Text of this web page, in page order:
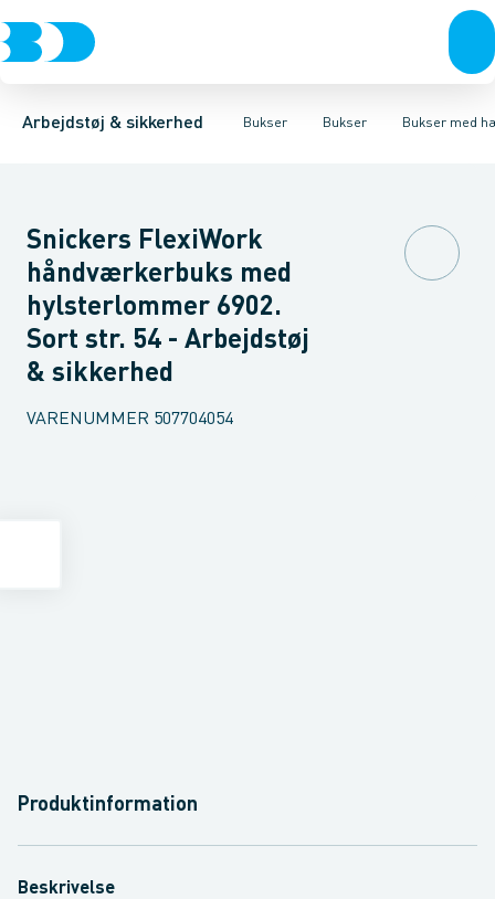
Arbejdstøj & sikkerhed Bukser
Trøjer & t-shirtsBukser Overtøj & huer Undertøj & sokkerSko
Bukser
BukserKnickers & Shorts OverallsKedeldragter Knæskånere
Bukser med
Bukser med hængelommer Bukser med lårlommer
Snickers FlexiWork
håndværkerbuks med
hylsterlommer 6902.
Sort str. 54 - Arbejdstøj
& sikkerhed
VARENUMMER 507704054
Produktinformation
Beskrivelse